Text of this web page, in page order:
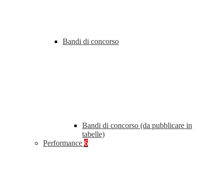
Bandi di concorso
Bandi di concorso (da pubblicare in
tabelle)
Performance 6